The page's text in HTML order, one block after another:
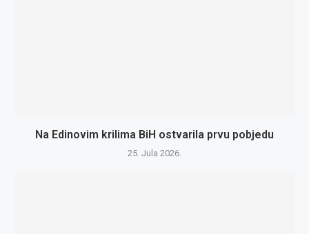
Na Edinovim krilima BiH ostvarila prvu pobjedu
25. Jula 2026.